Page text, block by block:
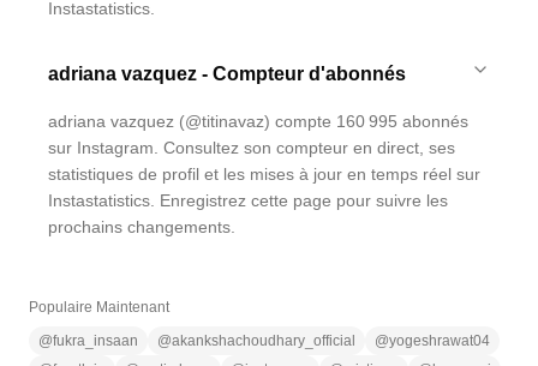
Instastatistics.
adriana vazquez - Compteur d'abonnés
adriana vazquez (@titinavaz) compte 160 995 abonnés
sur Instagram. Consultez son compteur en direct, ses
statistiques de profil et les mises à jour en temps réel sur
Instastatistics. Enregistrez cette page pour suivre les
prochains changements.
Populaire Maintenant
@fukra_insaan @akankshachoudhary_official @yogeshrawat04